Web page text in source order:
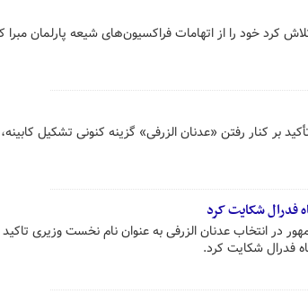
کرد خود را از اتهامات فراکسیون‌های شیعه پارلمان مبرا
کنار رفتن «عدنان الزرفی» گزینه کنونی تشکیل
فدرال شکایت کرد
در انتخاب عدنان الزرفی به عنوان نام نخست وزیری
فدرال شکایت کرد.